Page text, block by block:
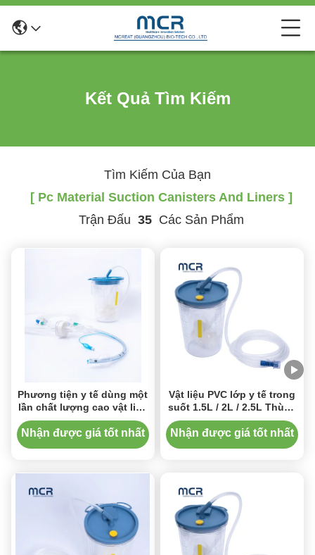
Kết Quả Tìm Kiếm
Tìm Kiếm Của Bạn
[ Pc Material Suction Canisters And Liners ]
Trận Đấu 35Các Sản Phẩm
Phương tiện y tế dùng một
lần chất lượng cao vật liệu
PC bình hút và lót
Nhận được giá tốt nhất
Vật liệu PVC lớp y tế trong
suốt 1.5L / 2L / 2.5L Thùng
hút và lớp lót
Nhận được giá tốt nhất